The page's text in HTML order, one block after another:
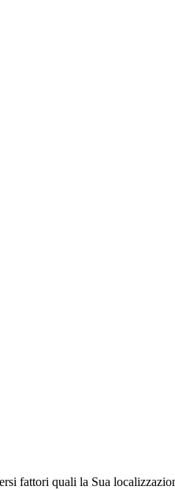
fattori quali la Sua